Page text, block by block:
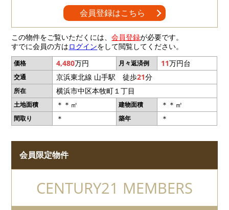
会員登録はこちら
この物件をご覧いただくには、会員登録が必要です。
すでに会員の方はログインをして閲覧してください。
価格 4,480万円 月々返済例 11万円台
交通 京浜東北線 山手駅 徒歩21分
所在 横浜市中区本牧町１丁目
土地面積 ＊＊㎡ 建物面積 ＊＊㎡
間取り ＊ 築年 ＊
会員限定物件
CENTURY21 MEMBERS